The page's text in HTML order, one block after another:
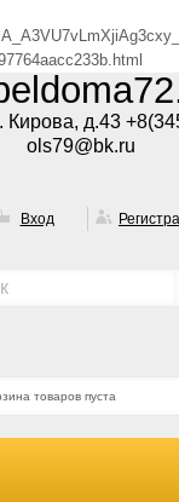
Кирова, д.43
ols79@bk.ru
Вход
товаров пуста